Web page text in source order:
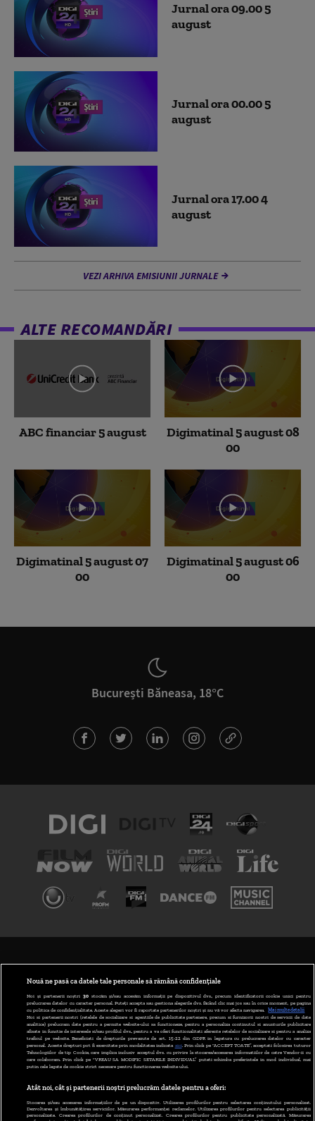
Jurnal ora 09.00 5
august
Jurnal ora 00.00 5
august
Jurnal ora 17.00 4
august
VEZI ARHIVA EMISIUNII JURNALE
ALTE RECOMANDĂRI
ABC financiar 5 august
Digimatinal 5 august 08
00
Digimatinal 5 august 07
00
Digimatinal 5 august 06
00
București Băneasa, 18°C
ABONARE DIGI TV
GESTIONAȚI PREFERINȚELE
CODUL DIGI24
CAMERE WEB
CONTACT/INFO
Nouă ne pasă ca datele tale personale să rămână confidențiale
Noi și partenerii noștri 30stocăm și/sau accesăm informații pe dispozitivul dvs., precum identificatorii cookie unici pentru
prelucrarea datelor cu caracter personal. Puteți accepta sau gestiona alegerile dvs. făcând clic mai jos sau în orice moment, pe pagina
cu politica de confidențialitate. Aceste alegeri vor fi raportate partenerilor noștri și nu vă vor afecta navigarea.
Mai multe detalii
Noi si partenerii nostri (retelele de socializare si agentiile de publicitate partenere, precum si furnizorii nostri de servicii de date
analitice) prelucram date pentru a permite website-ului sa functioneze, pentru a personaliza continutul si anunturile publicitare
afisate in functie de interesele si/sau profilul dvs., pentru a va oferi functionalitati aferente retelelor de socializare si pentru a analiza
traficul pe website. Beneficiati de drepturile prevazute de art. 15-22 din GDPR in legatura cu prelucrarea datelor cu caracter
personal. Aceste drepturi pot fi exercitate prin modalitatea indicata aici. Prin click pe “ACCEPT TOATE”, acceptati folosirea tuturor
Tehnologiilor de tip Cookie, care implica inclusiv acceptul dvs. cu privire la stocarea/accesarea informatiilor de catre Vendor-ii cu
care colaboram. Prin click pe “VREAU SA MODIFIC SETARILE INDIVIDUAL” puteti schimba preferintele in mod individual, mai
putin cele legate de cookie strict necesare pentru functionarea website-ului.
Atât noi, cât și partenerii noștri prelucrăm datele pentru a oferi:
Stocarea și/sau accesarea informațiilor de pe un dispozitiv. Utilizarea profilurilor pentru selectarea conținutului personalizat.
Dezvoltarea și îmbunătățirea serviciilor. Măsurarea performanței reclamelor. Utilizarea profilurilor pentru selectarea publicității
personalizate. Crearea profilurilor de conținut personalizat. Crearea profilurilor pentru publicitate personalizată. Măsurarea